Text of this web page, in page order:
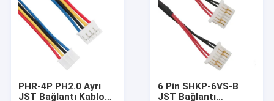
PHR-4P PH2.0 Ayrı
JST Bağlantı Kablosu
6 Pin SHKP-6VS-B
JST Bağlantı